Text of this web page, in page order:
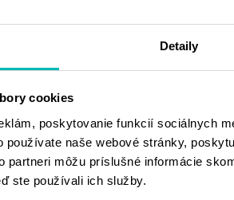
Detaily
cookies
poskytovanie funkcií sociálnych
používate naše webové stránky,
partneri môžu príslušné informácie
ste používali ich služby.
-23%